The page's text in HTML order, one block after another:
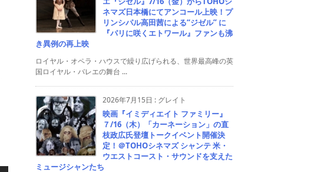
ネマズ日本橋にてアンコール上映！プ
リンシパル高田茜による“ジゼル” に
『パリに咲くエトワール』ファンも沸
き異例の再上映
ロイヤル・オペラ・ハウスで繰り広げられる、世界最高峰の英
国ロイヤル・バレエの舞台 ...
2026年7月15日 : グレイト
映画『イミディエイト ファミリー』
７/16（木）「カーネーション」の直
枝政広氏登壇トークイベント開催決
定！＠TOHOシネマズ シャンテ 米・
ウエストコースト・サウンドを支えた
ミュージシャンたち